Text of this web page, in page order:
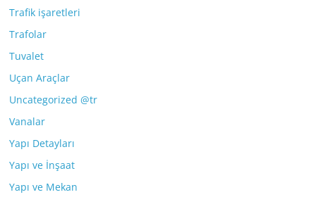
Trafik işaretleri
Trafolar
Tuvalet
Uçan Araçlar
Uncategorized @tr
Vanalar
Yapı Detayları
Yapı ve İnşaat
Yapı ve Mekan